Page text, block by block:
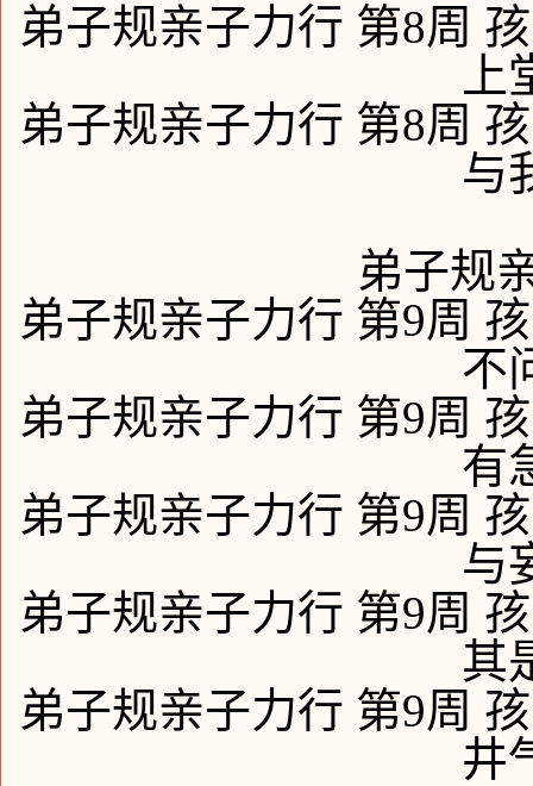
弟子规亲子力行 第8周
弟子规亲子力行 第8周
与
弟子规
弟子规亲子力行 第9周
不
弟子规亲子力行 第9周
有
弟子规亲子力行 第9周
与
弟子规亲子力行 第9周
其
弟子规亲子力行 第9周
井